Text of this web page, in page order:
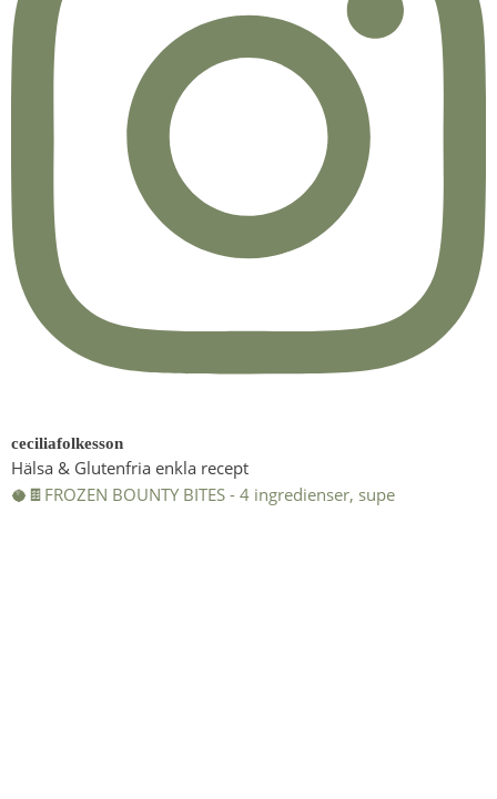
ceciliafolkesson
Hälsa & Glutenfria enkla recept
🥥🍫FROZEN BOUNTY BITES - 4 ingredienser, supe